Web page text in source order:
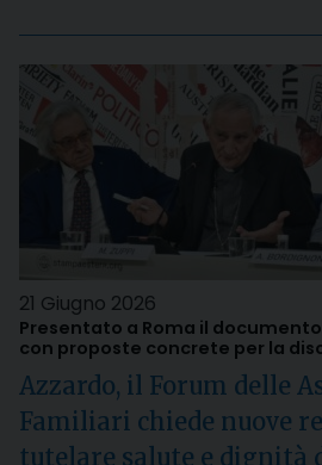
21 Giugno 2026
Presentato a Roma il
con proposte concrete per la
Azzardo, il Forum delle
Familiari chiede nuove
tutelare salute e dignità